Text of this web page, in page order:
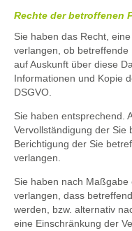
Rechte der betroffenen
Sie haben das Recht,
verlangen, ob betreffende
auf Auskunft über diese
Informationen und Kopie
DSGVO.
Sie haben entsprechend.
Vervollständigung der Sie
Berichtigung der Sie
verlangen.
Sie haben nach Maßgabe
verlangen, dass
werden, bzw. alternativ
eine Einschränkung der